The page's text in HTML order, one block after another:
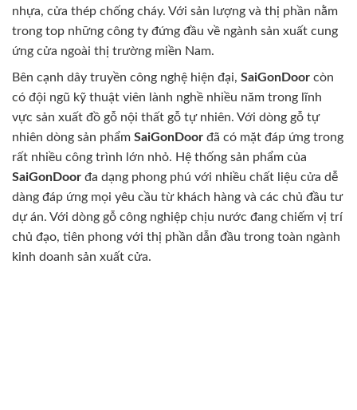
nhựa, cửa thép chống cháy. Với sản lượng và thị phần nằm
trong top những công ty đứng đầu về ngành sản xuất cung
ứng cửa ngoài thị trường miền Nam.
Bên cạnh dây truyền công nghệ hiện đại, SaiGonDoor còn
có đội ngũ kỹ thuật viên lành nghề nhiều năm trong lĩnh
vực sản xuất đồ gỗ nội thất gỗ tự nhiên. Với dòng gỗ tự
nhiên dòng sản phẩm SaiGonDoor đã có mặt đáp ứng trong
rất nhiều công trình lớn nhỏ. Hệ thống sản phẩm của
SaiGonDoor đa dạng phong phú với nhiều chất liệu cửa dễ
dàng đáp ứng mọi yêu cầu từ khách hàng và các chủ đầu tư
dự án. Với dòng gỗ công nghiệp chịu nước đang chiếm vị trí
chủ đạo, tiên phong với thị phần dẫn đầu trong toàn ngành
kinh doanh sản xuất cửa.